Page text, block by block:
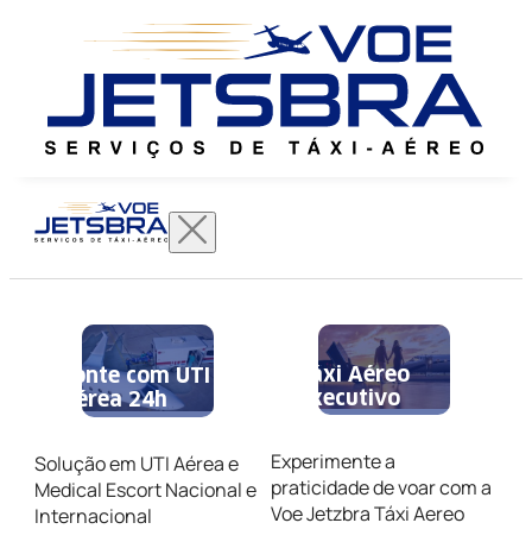
Conte com UTI
Aérea 24h
Solução em UTI Aérea e
Medical Escort Nacional e
Internacional
Táxi Aéreo
Executivo
Experimente a
praticidade de voar com a
Voe Jetzbra Táxi Aereo